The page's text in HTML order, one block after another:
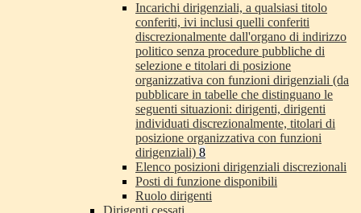
Incarichi dirigenziali, a qualsiasi titolo
conferiti, ivi inclusi quelli conferiti
discrezionalmente dall'organo di indirizzo
politico senza procedure pubbliche di
selezione e titolari di posizione
organizzativa con funzioni dirigenziali (da
pubblicare in tabelle che distinguano le
seguenti situazioni: dirigenti, dirigenti
individuati discrezionalmente, titolari di
posizione organizzativa con funzioni
dirigenziali) 8
Elenco posizioni dirigenziali discrezionali
Posti di funzione disponibili
Ruolo dirigenti